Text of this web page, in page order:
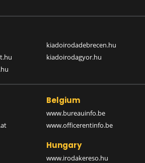
kiadoirodadebrecen.hu
kiadoirodagyor.hu
Belgium
www.bureauinfo.be
www.officerentinfo.be
Hungary
www.irodakereso.hu